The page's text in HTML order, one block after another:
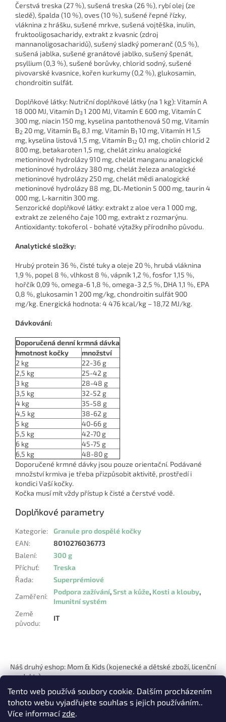
Tento web používá soubory cookie. Dalším procházením
tohoto webu vyjadřujete souhlas s jejich používáním..
Více informacízde.
Čerstvá treska (27 %), sušená treska (26 %), rybí olej (ze
sledě), špalda (10 %), oves (10 %), sušené řepné řízky,
vláknina z hrášku, sušené mrkve, sušená vojtěška, inulin,
fruktooligosacharidy, extrakt z kvasnic (zdroj
mannanoligosacharidů), sušený sladký pomeranč (0,5 %),
sušená jablka, sušené granátové jablko, sušený špenát,
psyllium (0,3 %), sušené borůvky, chlorid sodný, sušené
pivovarské kvasnice, kořen kurkumy (0,2 %), glukosamin,
chondroitin sulfát.
Doplňkové látky: Nutriční doplňkové látky (na 1 kg): Vitamín A
18 000 MJ, Vitamín D3 1 200 MJ, Vitamín E 600 mg, Vitamín C
300 mg, niacin 150 mg, kyselina pantothenová 50 mg, Vitamín
B2 20 mg, Vitamín B6 8,1 mg, Vitamín B1 10 mg, Vitamín H 1,5
mg, kyselina listová 1,5 mg, Vitamín B12 0,1 mg, cholin chlorid 2
800 mg, betakaroten 1,5 mg, chelát zinku analogické
metioninové hydrolázy 910 mg, chelát manganu analogické
metioninové hydrolázy 380 mg, chelát železa analogické
metioninové hydrolázy 250 mg, chelát mědi analogické
metioninové hydrolázy 88 mg, DL-Metionin 5 000 mg, taurin 4
000 mg, L-karnitin 300 mg.
Senzorické doplňkové látky: extrakt z aloe vera 1 000 mg,
extrakt ze zeleného čaje 100 mg, extrakt z rozmarýnu.
Antioxidanty: tokoferol - bohaté výtažky přírodního původu.
Analytické složky:
Hrubý protein 36 %, čisté tuky a oleje 20 %, hrubá vláknina
1,9 %, popel 8 %, vlhkost 8 %, vápník 1,2 %, fosfor 1,15 %,
hořčík 0,09 %, omega-6 1,8 %, omega-3 2,5 %, DHA 1,1 %, EPA
0,8 %, glukosamin 1 200 mg/kg, chondroitin sulfát 900
mg/kg. Energická hodnota: 4 476 kcal/kg – 18,72 MJ/kg.
Dávkování:
Doporučená denní krmná dávka
hmotnost kočky
množství
2 kg
22-36 g
2,5 kg
25-42 g
3 kg
28-48 g
3,5 kg
32-52 g
4 kg
35-58 g
4,5 kg
38-62 g
5 kg
40-66 g
5,5 kg
42-70 g
6 kg
45-75 g
6,5 kg
48-80 g
Doporučené krmné dávky jsou pouze orientační. Podávané
množství krmiva je třeba přizpůsobit aktivitě, prostředí i
kondici Vaší kočky.
Kočka musí mít vždy přístup k čisté a čerstvé vodě.
Doplňkové parametry
Kategorie:
Granule pro dospělé kočky
EAN:
8010276036773
Balení:
300 g
Příchuť:
Treska
Řada:
Superprémiové
Zaměření:
Podpora zažívání,Srst a kůže, Kosti a klouby,
Imunitní systém
Země
původu:
IT
p
Náš druhý eshop: Mom & Kids (kojenecké a dětské zboží, licenční
produkty)